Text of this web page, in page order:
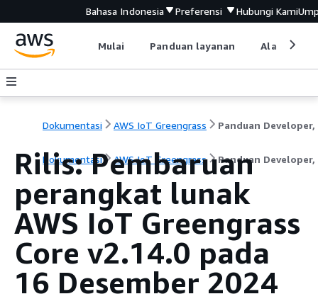
Bahasa Indonesia Preferensi Hubungi Kami
Mulai Panduan layanan Alat
Dokumentasi AWS IoT Greengrass
Dokumentasi AWS IoT Greengrass Panduan Developer,
Rilis: Pembaruan
perangkat lunak
AWS IoT Greengrass
Core v2.14.0 pada
16 Desember 2024